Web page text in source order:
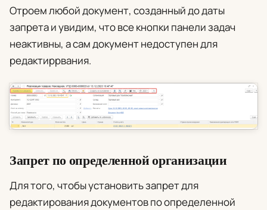
Отроем любой документ, созданный до даты
запрета и увидим, что все кнопки панели задач
неактивны, а сам документ недоступен для
редактиррвания.
Запрет по определенной организации
Для того, чтобы установить запрет для
редактирования документов по определенной